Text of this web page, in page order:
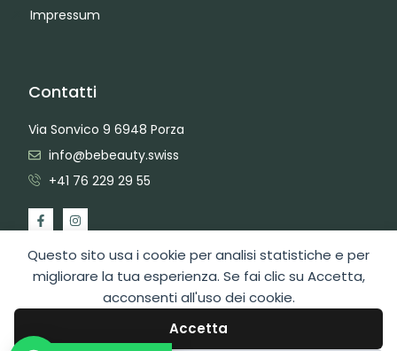
Questo sito usa i cookie per analisi statistiche e per
migliorare la tua esperienza. Se fai clic su Accetta,
acconsenti all'uso dei cookie.
Accetta
Impressum
Contatti
Via Sonvico 9 6948 Porza
info@bebeauty.swiss
+41 76 229 29 55
2026 Copyright BeBeauty Hair Care Diffusion Sagl